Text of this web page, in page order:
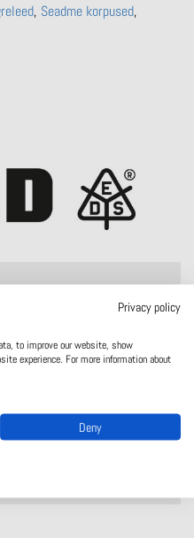
Seadme korpused
Furtwangen, Saksa
Esindatud kogu maailmas
400
Privacy policy
to improve our website, show
experience. For more information about
Deny